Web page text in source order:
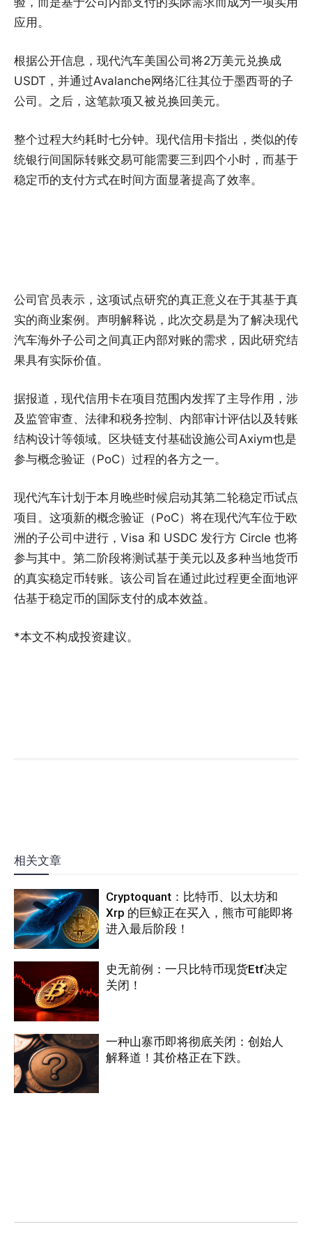
应用。
根据公开信息，现代汽车美国公司将2万美元兑换成
USDT，并通过Avalanche网络汇往其位于墨西哥的子
公司。之后，这笔款项又被兑换回美元。
整个过程大约耗时七分钟。现代信用卡指出，类似的传
统银行间国际转账交易可能需要三到四个小时，而基于
稳定币的支付方式在时间方面显著提高了效率。
公司官员表示，这项试点研究的真正意义在于其基于真
实的商业案例。声明解释说，此次交易是为了解决现代
汽车海外子公司之间真正内部对账的需求，因此研究结
果具有实际价值。
据报道，现代信用卡在项目范围内发挥了主导作用，涉
及监管审查、法律和税务控制、内部审计评估以及转账
结构设计等领域。区块链支付基础设施公司Axiym也是
参与概念验证（PoC）过程的各方之一。
现代汽车计划于本月晚些时候启动其第二轮稳定币试点
项目。这项新的概念验证（PoC）将在现代汽车位于欧
洲的子公司中进行，Visa 和 USDC 发行方 Circle 也将
参与其中。第二阶段将测试基于美元以及多种当地货币
的真实稳定币转账。该公司旨在通过此过程更全面地评
估基于稳定币的国际支付的成本效益。
*本文不构成投资建议。
相关文章
Cryptoquant：比特币、以太坊和
Xrp 的巨鲸正在买入，熊市可能即将
进入最后阶段！
史无前例：一只比特币现货Etf决定
关闭！
一种山寨币即将彻底关闭：创始人
解释道！其价格正在下跌。